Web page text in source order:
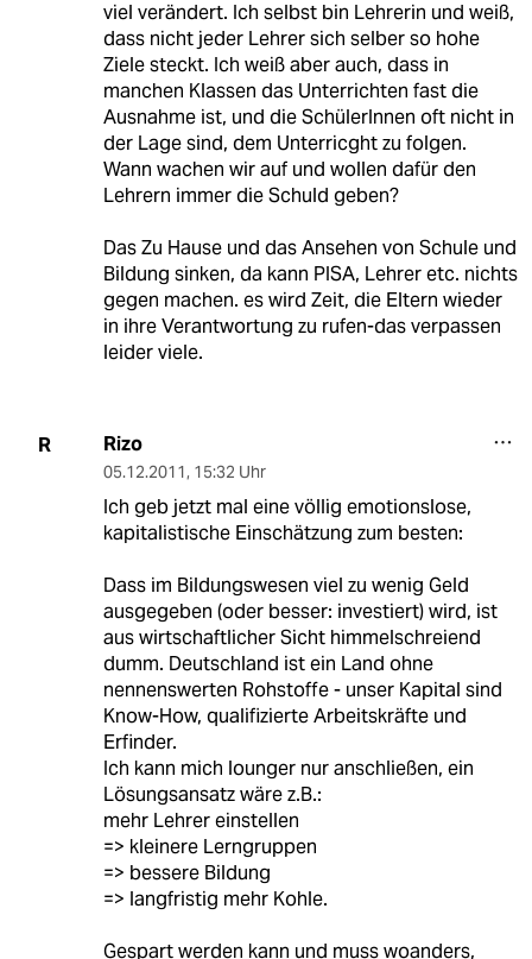
viel verändert. Ich selbst bin Lehrerin und weiß,
dass nicht jeder Lehrer sich selber so hohe
Ziele steckt. Ich weiß aber auch, dass in
manchen Klassen das Unterrichten fast die
Ausnahme ist, und die SchülerInnen oft nicht in
der Lage sind, dem Unterricght zu folgen.
Wann wachen wir auf und wollen dafür den
Lehrern immer die Schuld geben?
Das Zu Hause und das Ansehen von Schule und
Bildung sinken, da kann PISA, Lehrer etc. nichts
gegen machen. es wird Zeit, die Eltern wieder
in ihre Verantwortung zu rufen-das verpassen
leider viele.
R Rizo
05.12.2011, 15:32 Uhr
Ich geb jetzt mal eine völlig emotionslose,
kapitalistische Einschätzung zum besten:
Dass im Bildungswesen viel zu wenig Geld
ausgegeben (oder besser: investiert) wird, ist
aus wirtschaftlicher Sicht himmelschreiend
dumm. Deutschland ist ein Land ohne
nennenswerten Rohstoffe - unser Kapital sind
Know-How, qualifizierte Arbeitskräfte und
Erfinder.
Ich kann mich lounger nur anschließen, ein
Lösungsansatz wäre z.B.:
mehr Lehrer einstellen
=> kleinere Lerngruppen
=> bessere Bildung
=> langfristig mehr Kohle.
Gespart werden kann und muss woanders,